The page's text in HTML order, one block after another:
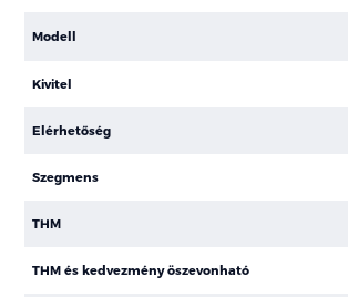
Modell
Kivitel
Elérhetőség
Szegmens
THM
THM és kedvezmény öszevonható